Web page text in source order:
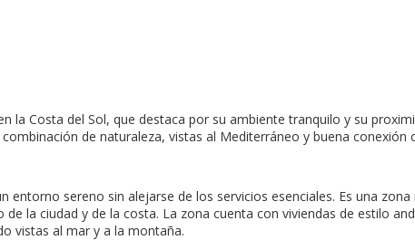
la Costa del Sol, que destaca por su ambiente tranquilo y su
de naturaleza, vistas al Mediterráneo y buena conexión
entorno sereno sin alejarse de los servicios esenciales. Es una
la ciudad y de la costa. La zona cuenta con viviendas de estilo
vistas al mar y a la montaña.